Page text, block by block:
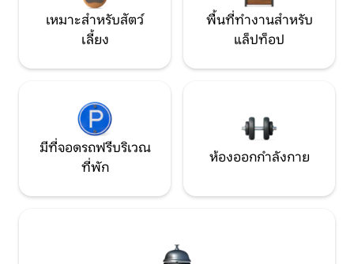
เหมาะสำหรับสัตว์
เลี้ยง
พื้นที่ทำงานสำหรับ
แล็ปท็อป
มีที่จอดรถฟรีบริเวณ
ที่พัก
ห้องออกกำลังกาย